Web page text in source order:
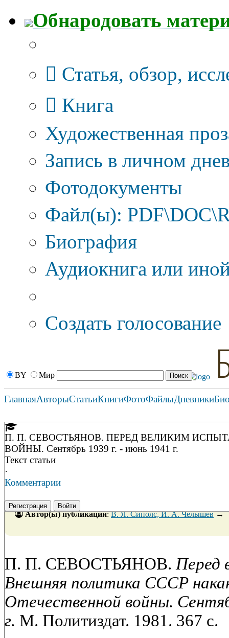
Обнародовать
Статья, обзор,
Книга
Художественная
Запись в личном
Фотодокументы
Файл(ы):
Биография
Аудиокнига или
Создать голосование
BY Мир
ГлавнаяАвторыСтатьиКнигиФотоФайлыДневники
П. П. СЕВОСТЬЯНОВ. ПЕРЕД ВЕЛИКИМ
ВОЙНЫ. Сентябрь 1939 г. - июнь 1941 г.
Текст статьи
·
Комментарии
Регистрация Войти
Автор(ы) публикации:В. Я. Сиполс, И. А. Челышев→
П. П. СЕВОСТЬЯНОВ.Перед
Внешняя политика СССР
Отечественной войны.
г. М. Политиздат. 1981. 367 с.